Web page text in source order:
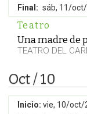
Final: sáb, 11/
Teatro
Una madre de
TEATRO DEL
Oct / 10
Inicio: vie, 10/oct/